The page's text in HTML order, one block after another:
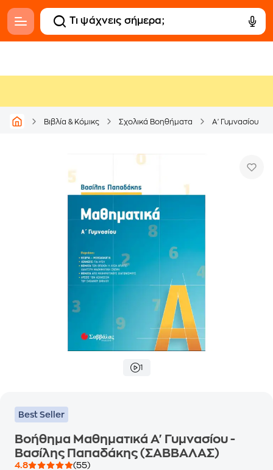
Βιβλία & Κόμικς Σχολικά Βοηθήματα Α' Γυμνασίου
1
Best Seller
Βοήθημα Μαθηματικά Α' Γυμνασίου -
Βασίλης Παπαδάκης (ΣΑΒΒΑΛΑΣ)
4.8
(55)